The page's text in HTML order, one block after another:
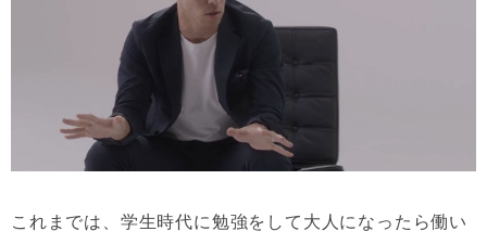
これまでは、学生時代に勉強をして大人になったら働い